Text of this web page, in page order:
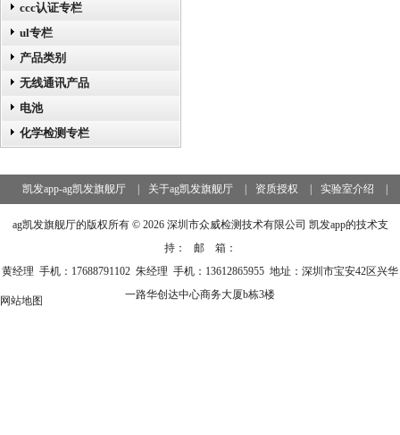
ccc认证专栏
ul专栏
产品类别
无线通讯产品
电池
化学检测专栏
凯发app-ag凯发旗舰厅 关于ag凯发旗舰厅 资质授权 实验室介绍
服务范围 | 新闻资讯 | 认证资讯 | 凯发app的服务支持 |
联系ag凯发旗舰厅
ag凯发旗舰厅的版权所有 © 2026 深圳市众威检测技术有限公司 凯发app的技术支
持： 邮 箱：
黄经理 手机：17688791102 朱经理 手机：13612865955 地址：深圳市宝安42区兴华
一路华创达中心商务大厦b栋3楼
网站地图